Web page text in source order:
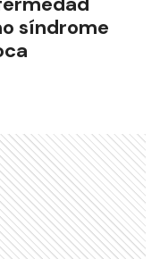
síndrome